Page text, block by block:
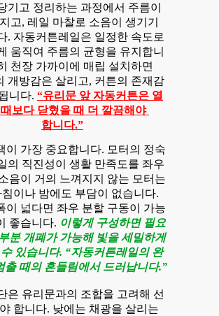
기고 정리하는 과정에서 주름이
고, 레일 마찰로 소음이 생기기
. 자동커튼레일은 일정한 속도로
움직여 주름의 균형을 유지합니
천장 가까이에 매립 설치하면
개방감은 살리고, 커튼의 존재감
니다. “유리문 앞 자동커튼은 열
보다 닫혔을 때 더 깔끔해야
합니다.”
이 가장 중요합니다. 모터의 정숙
의 직진성이 생활 만족도를 좌우
음이 거의 느껴지지 않는 모터는
이나 밤에도 부담이 없습니다.
이 넓다면 좌우 분할 구동이 가능
좋습니다. 이렇게 구성하면 필요
분 개폐가 가능해 빛을 세밀하게
있습니다. “자동커튼레일의 완
출 때의 흔들림에서 드러납니다.”
은 유리문과의 조합을 고려해 선
합니다. 낮에는 채광을 살리는